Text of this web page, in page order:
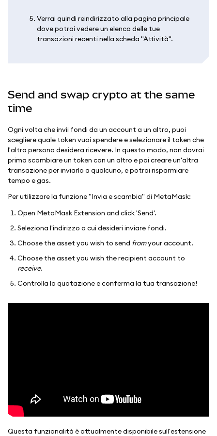
Verrai quindi reindirizzato alla pagina principale
dove potrai vedere un elenco delle tue
transazioni recenti nella scheda "Attività".
Send and swap crypto at the same
time
Ogni volta che invii fondi da un account a un altro, puoi
scegliere quale token vuoi spendere e selezionare il token che
l'altra persona desidera ricevere. In questo modo, non dovrai
prima scambiare un token con un altro e poi creare un'altra
transazione per inviarlo a qualcuno, e potrai risparmiare
tempo e gas.
Per utilizzare la funzione "Invia e scambia" di MetaMask:
Open MetaMask Extension and click 'Send'.
Seleziona l'indirizzo a cui desideri inviare fondi.
Choose the asset you wish to send fromyour account.
Choose the asset you wish the recipient account to
receive.
Controlla la quotazione e conferma la tua transazione!
Questa funzionalità è attualmente disponibile sull'estensione